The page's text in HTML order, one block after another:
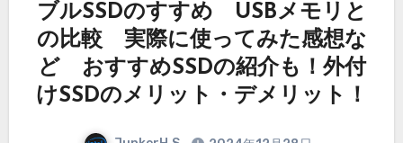
ブルSSDのすすめ USBメモリと
の比較 実際に使ってみた感想な
ど おすすめSSDの紹介も！外付
けSSDのメリット・デメリット！